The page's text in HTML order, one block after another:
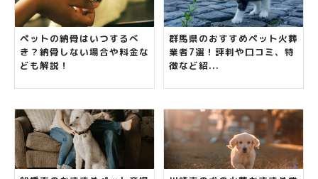
ペットの納骨はいつするべ
き？納骨しない場合や料金な
ども解説！
群馬県のおすすめペット火葬
業者7選！評判や口コミ、特
徴など紹...